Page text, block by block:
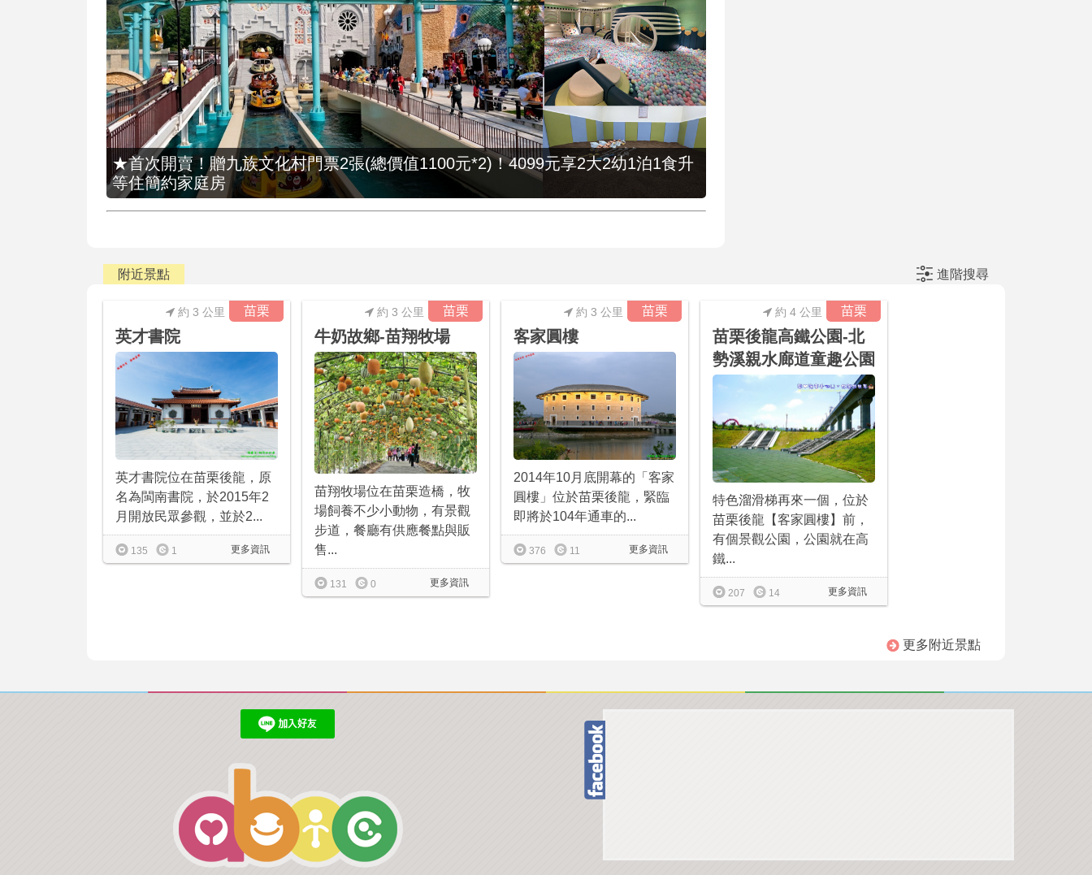
★首次開賣！贈九族文化村門票2張(總價值1100元*2)！4099元享2大2幼1泊1食升
等住簡約家庭房
附近景點 進階搜尋
苗栗
約 3 公里
英才書院
英才書院位在苗栗後龍，原
名為閩南書院，於2015年2
月開放民眾參觀，並於2...
更多資訊
135 1
苗栗
約 3 公里
牛奶故鄉-苗翔牧場
苗翔牧場位在苗栗造橋，牧
場飼養不少小動物，有景觀
步道，餐廳有供應餐點與販
售...
更多資訊
131 0
苗栗
約 3 公里
客家圓樓
2014年10月底開幕的「客家
圓樓」位於苗栗後龍，緊臨
即將於104年通車的...
更多資訊
376 11
苗栗
約 4 公里
苗栗後龍高鐵公園-北
勢溪親水廊道童趣公園
特色溜滑梯再來一個，位於
苗栗後龍【客家圓樓】前，
有個景觀公園，公園就在高
鐵...
更多資訊
207 14
更多附近景點